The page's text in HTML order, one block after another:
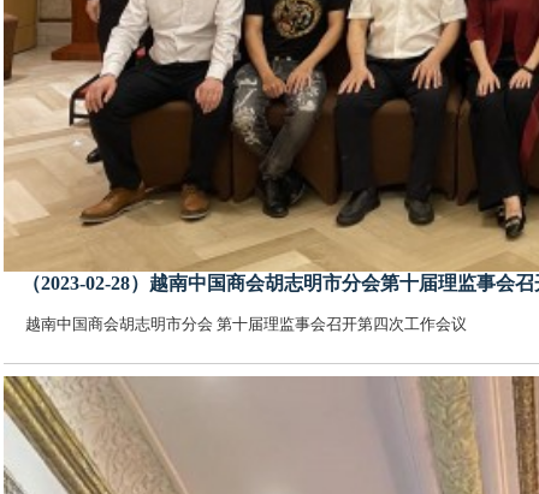
（2023-02-28）越南中国商会胡志明市分会第十届理监事会
越南中国商会胡志明市分会 第十届理监事会召开第四次工作会议